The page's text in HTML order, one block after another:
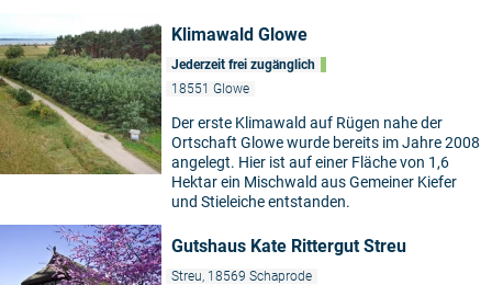
Klimawald Glowe
Jederzeit frei zugänglich
18551 Glowe
Der erste Klimawald auf Rügen nahe der
Ortschaft Glowe wurde bereits im Jahre 2008
angelegt. Hier ist auf einer Fläche von 1,6
Hektar ein Mischwald aus Gemeiner Kiefer
und Stieleiche entstanden.
Gutshaus Kate Rittergut Streu
Streu, 18569 Schaprode